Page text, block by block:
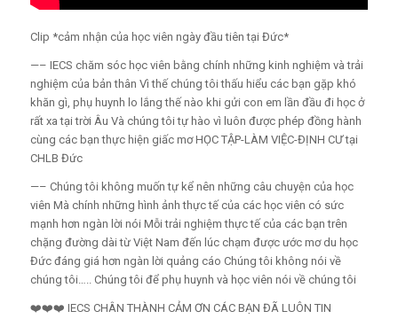
Clip *cảm nhận của học viên ngày đầu tiên tại Đức*
—– IECS chăm sóc học viên bằng chính những kinh nghiệm và trải
nghiệm của bản thân Vì thế chúng tôi thấu hiểu các bạn gặp khó
khăn gì, phụ huynh lo lắng thế nào khi gửi con em lần đầu đi học ở
rất xa tại trời Âu Và chúng tôi tự hào vì luôn được phép đồng hành
cùng các bạn thực hiện giấc mơ HỌC TẬP-LÀM VIỆC-ĐỊNH CƯ tại
CHLB Đức
—– Chúng tôi không muốn tự kể nên những câu chuyện của học
viên Mà chính những hình ảnh thực tế của các học viên có sức
mạnh hơn ngàn lời nói Mỗi trải nghiệm thực tế của các bạn trên
chặng đường dài từ Việt Nam đến lúc chạm được ước mơ du học
Đức đáng giá hơn ngàn lời quảng cáo Chúng tôi không nói về
chúng tôi….. Chúng tôi để phụ huynh và học viên nói về chúng tôi
❤️❤️❤️ IECS CHÂN THÀNH CẢM ƠN CÁC BẠN ĐÃ LUÔN TIN